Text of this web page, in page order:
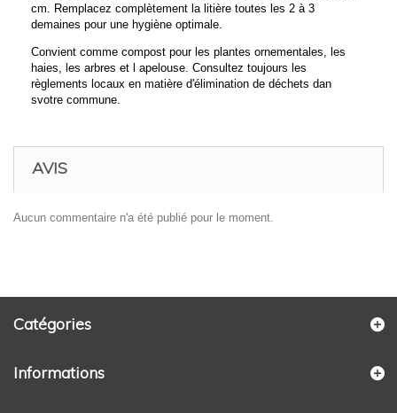
cm. Remplacez complètement la litière toutes les 2 à 3
demaines pour une hygiène optimale.
Convient comme compost pour les plantes ornementales, les
haies, les arbres et l apelouse. Consultez toujours les
règlements locaux en matière d'élimination de déchets dan
svotre commune.
AVIS
Aucun commentaire n'a été publié pour le moment.
Catégories
Informations